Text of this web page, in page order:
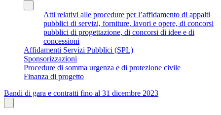
Atti relativi alle procedure per l’affidamento di appalti
pubblici di servizi, forniture, lavori e opere, di concorsi
pubblici di progettazione, di concorsi di idee e di
concessioni
Affidamenti Servizi Pubblici (SPL)
Sponsorizzazioni
Procedure di somma urgenza e di protezione civile
Finanza di progetto
Bandi di gara e contratti fino al 31 dicembre 2023